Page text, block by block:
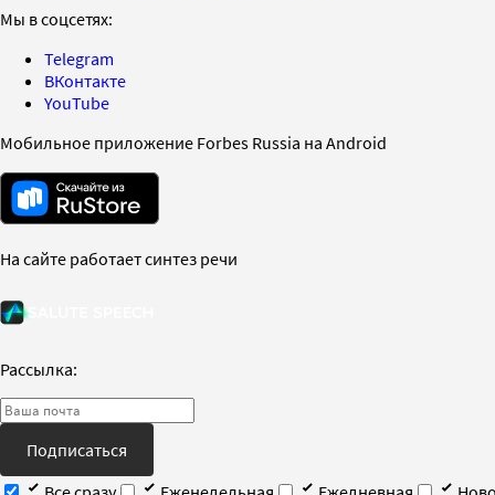
Мы в соцсетях:
Telegram
ВКонтакте
YouTube
Мобильное приложение Forbes Russia на Android
На сайте работает синтез речи
Рассылка:
Подписаться